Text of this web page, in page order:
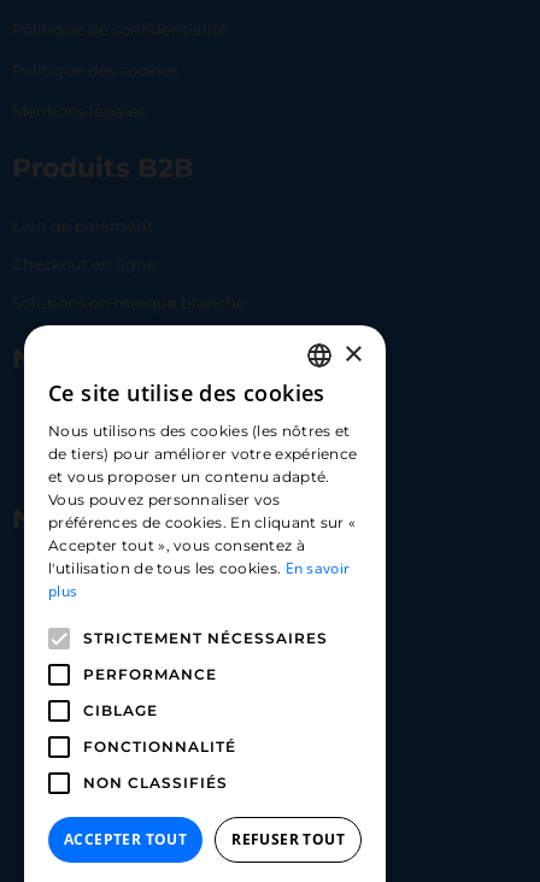
Politique de confidentialité
Politique des cookies
Mentions légales
Produits B2B
Lien de paiement
Checkout en ligne
Solutions en marque blanche
Nous contacter
hello@carloapp.com
Nous suivre
Carlo App | Instagram
Carlo App | Linkedin
FRENCH
ENGLISH
SPANISH
×
Ce site utilise des cookies
Nous utilisons des cookies (les nôtres et
de tiers) pour améliorer votre expérience
et vous proposer un contenu adapté.
Vous pouvez personnaliser vos
préférences de cookies. En cliquant sur «
Accepter tout », vous consentez à
l'utilisation de tous les cookies. En savoir
plus
STRICTEMENT NÉCESSAIRES
PERFORMANCE
CIBLAGE
FONCTIONNALITÉ
NON CLASSIFIÉS
ACCEPTER TOUT REFUSER TOUT